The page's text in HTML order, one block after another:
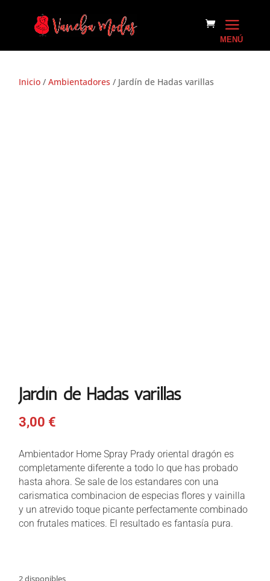
Inicio /Ambientadores / Jardín de Hadas varillas
Jardín de Hadas varillas
3,00 €
Ambientador Home Spray Prady oriental dragón es
completamente diferente a todo lo que has probado
hasta ahora. Se sale de los estandares con una
carismatica combinacion de especias flores y vainilla
y un atrevido toque picante perfectamente combinado
con frutales matices. El resultado es fantasía pura.
2 disponibles